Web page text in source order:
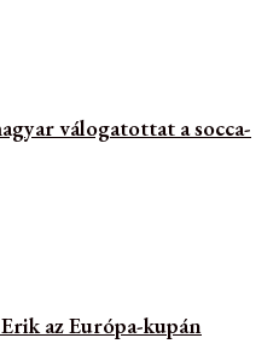
válogatottat a socca-
az Európa-kupán